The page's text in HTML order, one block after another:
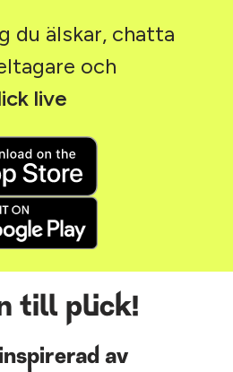
du älskar, chatta
och
live
till plick!
av